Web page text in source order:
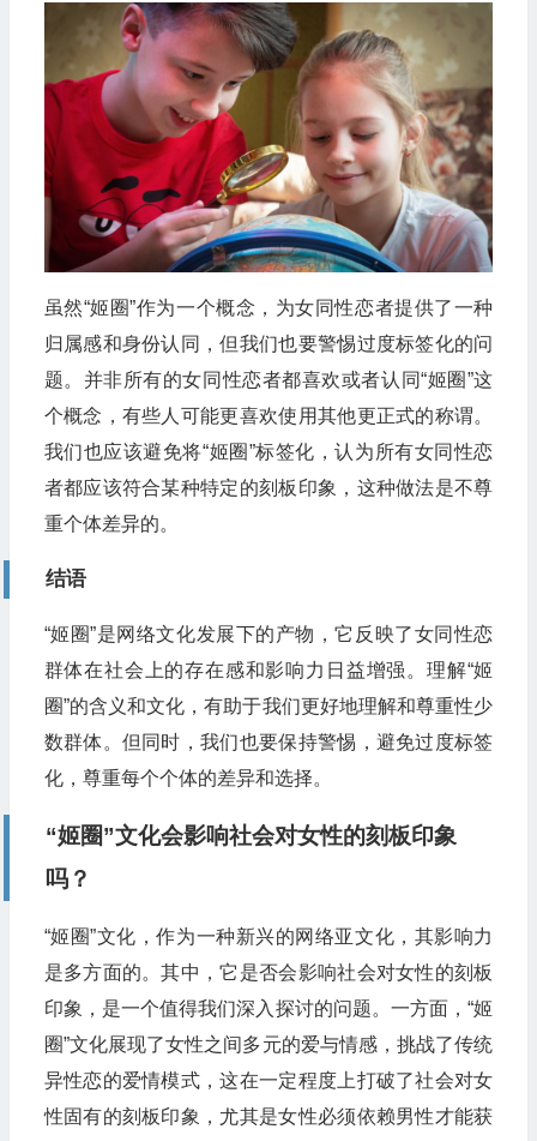
虽然“姬圈”作为一个概念，为女同性恋者提供了一种
归属感和身份认同，但我们也要警惕过度标签化的问
题。并非所有的女同性恋者都喜欢或者认同“姬圈”这
个概念，有些人可能更喜欢使用其他更正式的称谓。
我们也应该避免将“姬圈”标签化，认为所有女同性恋
者都应该符合某种特定的刻板印象，这种做法是不尊
重个体差异的。
结语
“姬圈”是网络文化发展下的产物，它反映了女同性恋
群体在社会上的存在感和影响力日益增强。理解“姬
圈”的含义和文化，有助于我们更好地理解和尊重性少
数群体。但同时，我们也要保持警惕，避免过度标签
化，尊重每个个体的差异和选择。
“姬圈”文化会影响社会对女性的刻板印象
吗？
“姬圈”文化，作为一种新兴的网络亚文化，其影响力
是多方面的。其中，它是否会影响社会对女性的刻板
印象，是一个值得我们深入探讨的问题。一方面，“姬
圈”文化展现了女性之间多元的爱与情感，挑战了传统
异性恋的爱情模式，这在一定程度上打破了社会对女
性固有的刻板印象，尤其是女性必须依赖男性才能获